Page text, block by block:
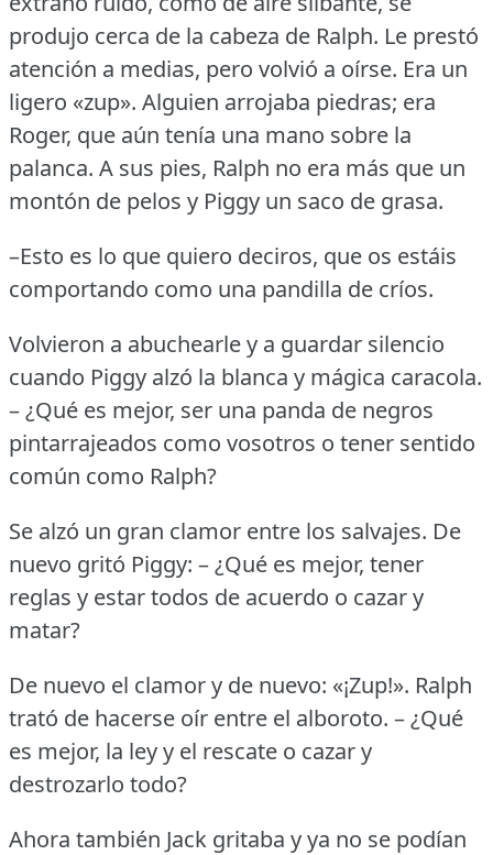
produjo cerca de la cabeza de Ralph. Le prestó
atención a medias, pero volvió a oírse. Era un
ligero «zup». Alguien arrojaba piedras; era
Roger, que aún tenía una mano sobre la
palanca. A sus pies, Ralph no era más que un
montón de pelos y Piggy un saco de grasa.
–Esto es lo que quiero deciros, que os estáis
comportando como una pandilla de críos.
Volvieron a abuchearle y a guardar silencio
cuando Piggy alzó la blanca y mágica caracola.
– ¿Qué es mejor, ser una panda de negros
pintarrajeados como vosotros o tener sentido
común como Ralph?
Se alzó un gran clamor entre los salvajes. De
nuevo gritó Piggy: – ¿Qué es mejor, tener
reglas y estar todos de acuerdo o cazar y
matar?
De nuevo el clamor y de nuevo: «¡Zup!». Ralph
trató de hacerse oír entre el alboroto. – ¿Qué
es mejor, la ley y el rescate o cazar y
destrozarlo todo?
Ahora también Jack gritaba y ya no se podían